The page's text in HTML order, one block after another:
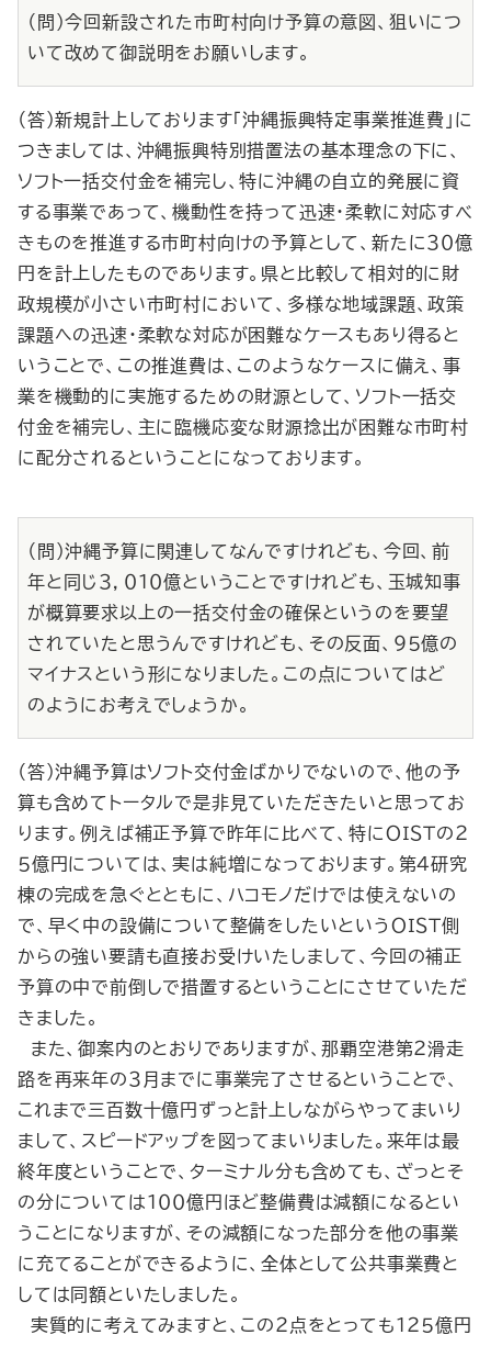
（問）今回新設された市町村向け予算の意図、狙いにつ
いて改めて御説明をお願いします。
（答）新規計上しております「沖縄振興特定事業推進費」に
つきましては、沖縄振興特別措置法の基本理念の下に、
ソフト一括交付金を補完し、特に沖縄の自立的発展に資
する事業であって、機動性を持って迅速・柔軟に対応すべ
きものを推進する市町村向けの予算として、新たに３０億
円を計上したものであります。県と比較して相対的に財
政規模が小さい市町村において、多様な地域課題、政策
課題への迅速・柔軟な対応が困難なケースもあり得ると
いうことで、この推進費は、このようなケースに備え、事
業を機動的に実施するための財源として、ソフト一括交
付金を補完し、主に臨機応変な財源捻出が困難な市町村
に配分されるということになっております。
（問）沖縄予算に関連してなんですけれども、今回、前
年と同じ３，０１０億ということですけれども、玉城知事
が概算要求以上の一括交付金の確保というのを要望
されていたと思うんですけれども、その反面、９５億の
マイナスという形になりました。この点についてはど
のようにお考えでしょうか。
（答）沖縄予算はソフト交付金ばかりでないので、他の予
算も含めてトータルで是非見ていただきたいと思ってお
ります。例えば補正予算で昨年に比べて、特にＯＩＳＴの２
５億円については、実は純増になっております。第４研究
棟の完成を急ぐとともに、ハコモノだけでは使えないの
で、早く中の設備について整備をしたいというＯＩＳＴ側
からの強い要請も直接お受けいたしまして、今回の補正
予算の中で前倒しで措置するということにさせていただ
きました。
また、御案内のとおりでありますが、那覇空港第２滑走
路を再来年の３月までに事業完了させるということで、
これまで三百数十億円ずっと計上しながらやってまいり
まして、スピードアップを図ってまいりました。来年は最
終年度ということで、ターミナル分も含めても、ざっとそ
の分については１００億円ほど整備費は減額になるとい
うことになりますが、その減額になった部分を他の事業
に充てることができるように、全体として公共事業費と
しては同額といたしました。
実質的に考えてみますと、この２点をとっても１２５億円